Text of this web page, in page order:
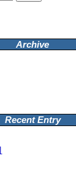
Archive
Recent Entry